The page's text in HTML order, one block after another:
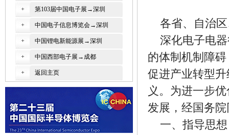
第103届中国电子展→深圳
中国电子信息博览会→深圳
中国锂电新能源展→深圳
中国西部电子展→成都
返回主页
各省、自治
深化电子电
的体制机制障
促进产业转型
义。为进一步
发展，经国务
一、指导思想